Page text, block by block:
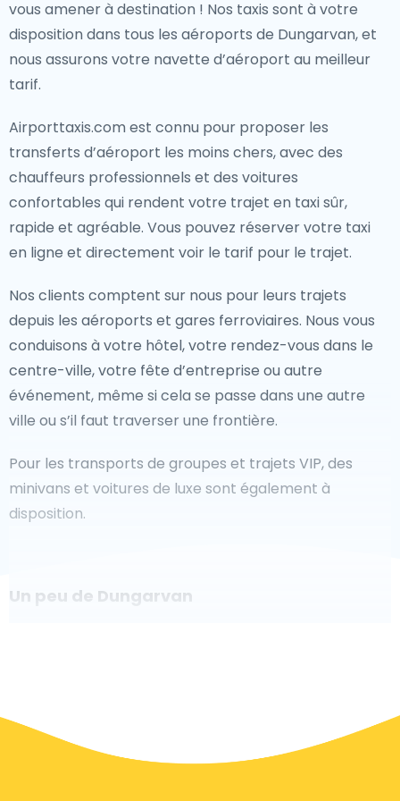
vous amener à destination ! Nos taxis sont à votre
disposition dans tous les aéroports de Dungarvan, et
nous assurons votre navette d’aéroport au meilleur
tarif.
Airporttaxis.com est connu pour proposer les
transferts d’aéroport les moins chers, avec des
chauffeurs professionnels et des voitures
confortables qui rendent votre trajet en taxi sûr,
rapide et agréable. Vous pouvez réserver votre taxi
en ligne et directement voir le tarif pour le trajet.
Nos clients comptent sur nous pour leurs trajets
depuis les aéroports et gares ferroviaires. Nous vous
conduisons à votre hôtel, votre rendez-vous dans le
centre-ville, votre fête d’entreprise ou autre
événement, même si cela se passe dans une autre
ville ou s’il faut traverser une frontière.
Pour les transports de groupes et trajets VIP, des
minivans et voitures de luxe sont également à
disposition.
Un peu de Dungarvan
à un aéroport, même à la demande. Bien que nous
vous recommandons de réserver votre transfert